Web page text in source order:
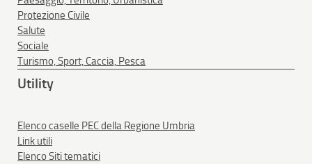
Protezione Civile
Salute
Sociale
Turismo, Sport, Caccia, Pesca
Utility
Elenco caselle PEC della Regione Umbria
Link utili
Elenco Siti tematici